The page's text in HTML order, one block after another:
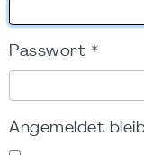
Passwort *
Angemeldet